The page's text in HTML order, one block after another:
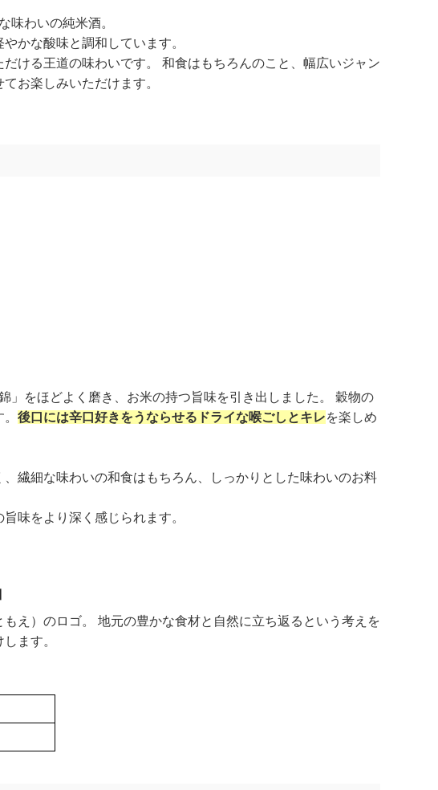
味わいの純米酒。
やかな酸味と調和しています。
ける王道の味わいです。 和食はもちろんのこと、幅広いジャン
お楽しみいただけます。
」をほどよく磨き、お米の持つ旨味を引き出しました。 穀物の
後口には辛口好きをうならせるドライな喉ごしとキレを楽しめ
繊細な味わいの和食はもちろん、しっかりとした味わいのお料
味をより深く感じられます。
え）のロゴ。 地元の豊かな食材と自然に立ち返るという考えを
ます。